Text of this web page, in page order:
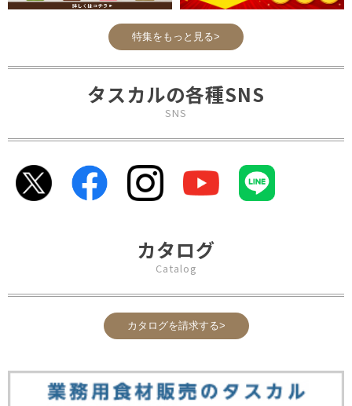
特集をもっと見る>
タスカルの各種SNS
SNS
カタログ
Catalog
カタログを請求する>